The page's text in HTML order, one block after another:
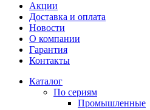
Акции
Доставка и оплата
Новости
О компании
Гарантия
Контакты
Каталог
По сериям
Промышленные